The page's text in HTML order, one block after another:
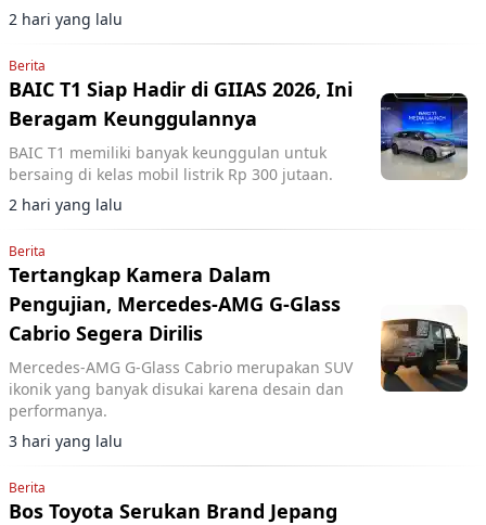
2 hari yang lalu
Berita
BAIC T1 Siap Hadir di GIIAS 2026, Ini
Beragam Keunggulannya
BAIC T1 memiliki banyak keunggulan untuk
bersaing di kelas mobil listrik Rp 300 jutaan.
2 hari yang lalu
Berita
Tertangkap Kamera Dalam
Pengujian, Mercedes-AMG G-Glass
Cabrio Segera Dirilis
Mercedes-AMG G-Glass Cabrio merupakan SUV
ikonik yang banyak disukai karena desain dan
performanya.
3 hari yang lalu
Berita
Bos Toyota Serukan Brand Jepang